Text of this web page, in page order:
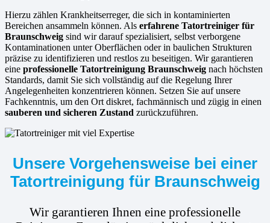
Hierzu zählen Krankheitserreger, die sich in kontaminierten
Bereichen ansammeln können. Als erfahrene Tatortreiniger für
Braunschweig sind wir darauf spezialisiert, selbst verborgene
Kontaminationen unter Oberflächen oder in baulichen Strukturen
präzise zu identifizieren und restlos zu beseitigen. Wir garantieren
eine professionelle Tatortreinigung Braunschweig nach höchsten
Standards, damit Sie sich vollständig auf die Regelung Ihrer
Angelegenheiten konzentrieren können. Setzen Sie auf unsere
Fachkenntnis, um den Ort diskret, fachmännisch und zügig in einen
sauberen und sicheren Zustand zurückzuführen.
Unsere Vorgehensweise bei einer
Tatortreinigung für Braunschweig
Wir garantieren Ihnen eine professionelle